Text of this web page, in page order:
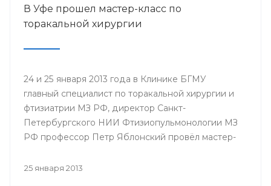
В Уфе прошел мастер-класс по
торакальной хирургии
24 и 25 января 2013 года в Клинике БГМУ
главный специалист по торакальной хирургии и
фтизиатрии МЗ РФ, директор Санкт-
Петербургского НИИ Фтизиопульмонологии МЗ
РФ профессор Петр Яблонский провёл мастер-
доступы в торакальной хирургии». С новыми
25 января 2013